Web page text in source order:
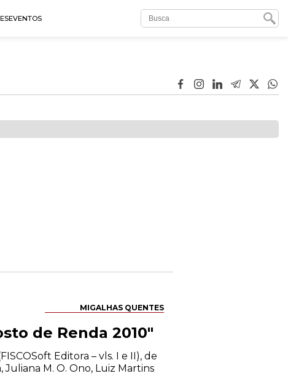
EVENTOS
MIGALHAS QUENTES
de Renda 2010"
Editora – vls. I e II), de
M. O. Ono, Luiz Martins